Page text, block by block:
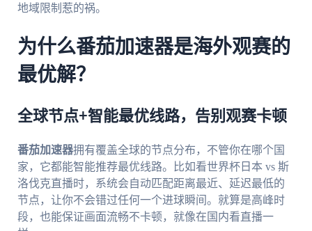
地域限制惹的祸。
为什么番茄加速器是海外观赛的
最优解？
全球节点+智能最优线路，告别观赛卡顿
番茄加速器拥有覆盖全球的节点分布，不管你在哪个国
家，它都能智能推荐最优线路。比如看世界杯日本 vs 斯
洛伐克直播时，系统会自动匹配距离最近、延迟最低的
节点，让你不会错过任何一个进球瞬间。就算是高峰时
段，也能保证画面流畅不卡顿，就像在国内看直播一